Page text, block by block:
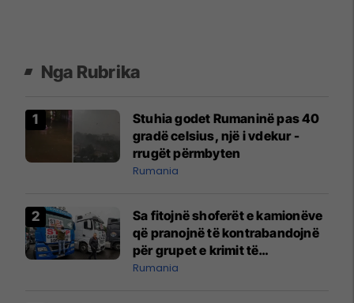
Nga Rubrika
Stuhia godet Rumaninë pas 40
gradë celsius, një i vdekur -
rrugët përmbyten
Rumania
Sa fitojnë shoferët e kamionëve
që pranojnë të kontrabandojnë
për grupet e krimit të
organizuar?
Rumania